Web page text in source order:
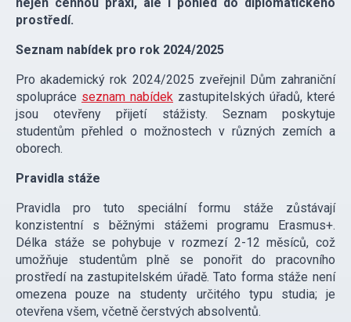
prostředí.
Seznam nabídek pro rok 2024/2025
Pro akademický rok 2024/2025 zveřejnil Dům zahraniční
spolupráce seznam nabídek zastupitelských úřadů, které
jsou otevřeny přijetí stážisty. Seznam poskytuje
studentům přehled o možnostech v různých zemích a
oborech.
Pravidla stáže
Pravidla pro tuto speciální formu stáže zůstávají
konzistentní s běžnými stážemi programu Erasmus+.
Délka stáže se pohybuje v rozmezí 2-12 měsíců, což
umožňuje studentům plně se ponořit do pracovního
prostředí na zastupitelském úřadě. Tato forma stáže není
omezena pouze na studenty určitého typu studia; je
otevřena všem, včetně čerstvých absolventů.